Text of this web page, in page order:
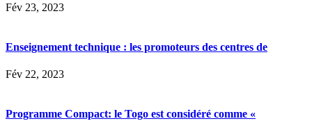
Fév 23, 2023
Enseignement technique : les promoteurs des centres de
Fév 22, 2023
Programme Compact: le Togo est considéré comme «